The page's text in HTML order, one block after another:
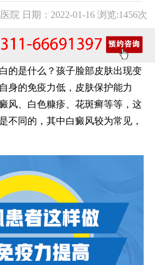
院 日期：2022-01-16 浏览:1456次
是什么？孩子脸部皮肤出现变
身的免疫力低，皮肤保护能力
风、白色糠疹、花斑癣等等，这
不同的，其中白癜风较为常见，